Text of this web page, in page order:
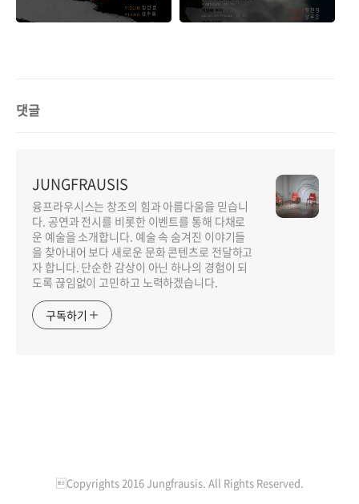
댓글
JUNGFRAUSIS
융프라우시스는 창조의 힘과 아름다움을 믿습니
다. 공연과 전시를 비롯한 이벤트를 통해 다채로
운 예술을 소개합니다. 예술 속 숨겨진 이야기들
을 찾아내어 보다 새로운 문화 콘텐츠로 전달하고
자 합니다. 단순한 감상이 아닌 하나의 경험이 되
도록 끊임없이 고민하고 노력하겠습니다.
구독하기
ADMINCopyrights 2016 Jungfrausis. All Rights Reserved.